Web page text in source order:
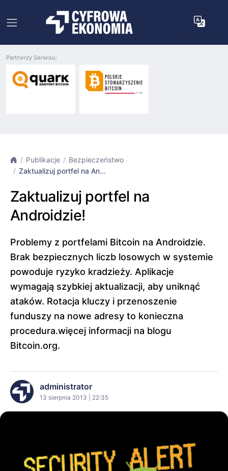
Partnerzy Serwisu:
Publikacje
Bezpieczeństwo
Zaktualizuj portfel na An...
Zaktualizuj portfel na
Androidzie!
Problemy z portfelami Bitcoin na Androidzie.
Brak bezpiecznych liczb losowych w systemie
powoduje ryzyko kradzieży. Aplikacje
wymagają szybkiej aktualizacji, aby uniknąć
ataków. Rotacja kluczy i przenoszenie
funduszy na nowe adresy to konieczna
procedura.więcej informacji na blogu
Bitcoin.org.
administrator
13 sierpnia 2013 | 22:35